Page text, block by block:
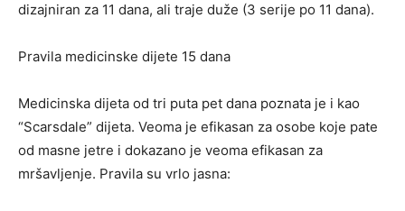
dizajniran za 11 dana, ali traje duže (3 serije po 11 dana).
Pravila medicinske dijete 15 dana
Medicinska dijeta od tri puta pet dana poznata je i kao
“Scarsdale” dijeta. Veoma je efikasan za osobe koje pate
od masne jetre i dokazano je veoma efikasan za
mršavljenje. Pravila su vrlo jasna: